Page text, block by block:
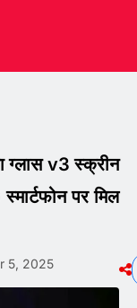
ग्लास v3 स्क्रीन
पर मिल
5, 2025